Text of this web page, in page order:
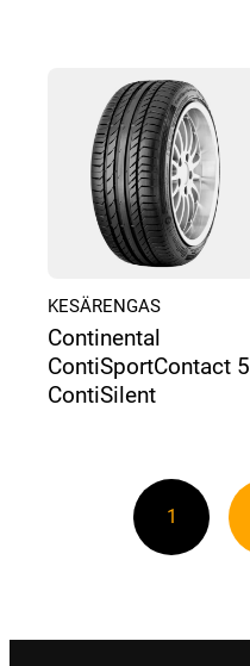
KESÄRENGAS
Continental
ContiSportContact 5
ContiSilent
1